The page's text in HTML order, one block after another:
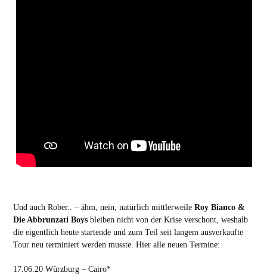
Und auch Rober.. – ähm, nein, natürlich mittlerweile Roy Bianco &
Die Abbrunzati Boysbleiben nicht von der Krise verschont, weshalb
die eigentlich heute startende und zum Teil seit langem ausverkaufte
Tour neu terminiert werden musste. Hier alle neuen Termine:
17.06.20 Würzburg – Cairo*